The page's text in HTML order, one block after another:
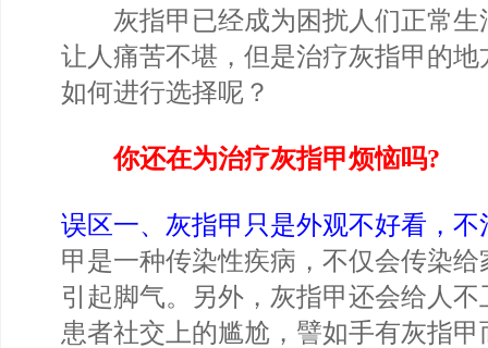
灰指甲已经成为困扰人们正常生
让人痛苦不堪，但是治疗灰指甲的
如何进行选择呢？
你还在为治疗灰指甲烦恼吗?
误区一、灰指甲只是外观不好看，不
甲是一种传染性疾病，不仅会传染
引起脚气。另外，灰指甲还会给人
患者社交上的尴尬，譬如手有灰指